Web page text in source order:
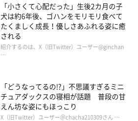
「小さくて心配だった」生後2カ月の子
犬は約6年後、ゴハンをモリモリ食べて
たくましく成長！優しさあふれる姿に癒
される
紹介するのは、X（旧Twitter）ユーザー@ginchan
…
「どうなってるの!?」不思議すぎるミニ
チュアダックスの寝相が話題 普段の甘
えん坊な姿にもほっこり
X（旧Twitter）ユーザー＠chacha210309さん …